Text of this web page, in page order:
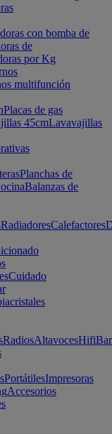
con bomba de
de
por Kg
multifunción
Placas de gas
45cmLavavajillas
Planchas de
Balanzas de
RadiadoresCalefactores
Cuidado
RadiosAltavocesHifi
PortátilesImpresoras
Accesorios